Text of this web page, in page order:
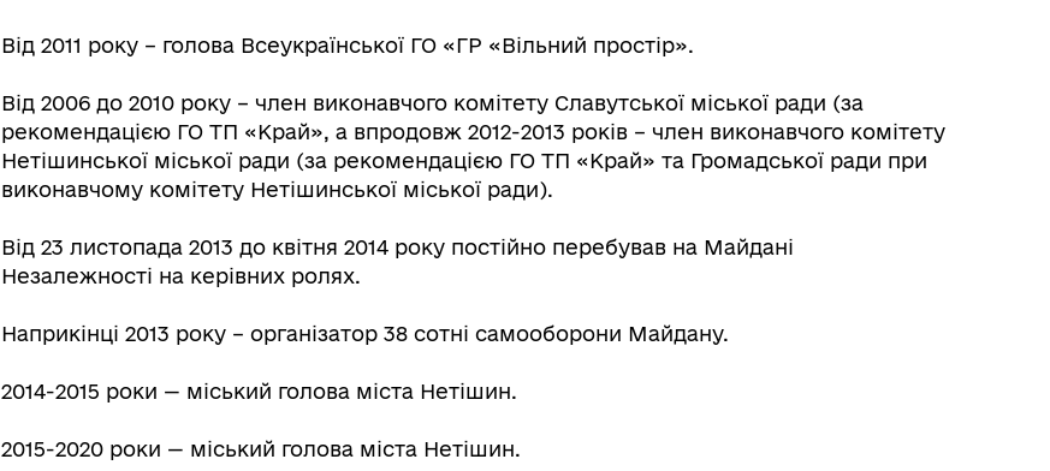
Від 2011 року – голова Всеукраїнської ГО «ГР «Вільний простір».
Від 2006 до 2010 року – член виконавчого комітету Славутської міської ради (за
рекомендацією ГО ТП «Край», а впродовж 2012-2013 років – член виконавчого комітету
Нетішинської міської ради (за рекомендацією ГО ТП «Край» та Громадської ради при
виконавчому комітету Нетішинської міської ради).
Від 23 листопада 2013 до квітня 2014 року постійно перебував на Майдані
Незалежності на керівних ролях.
Наприкінці 2013 року – організатор 38 сотні самооборони Майдану.
2014-2015 роки — міський голова міста Нетішин.
2015-2020 роки — міський голова міста Нетішин.